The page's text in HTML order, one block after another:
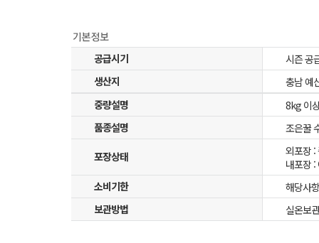
공급시기
시즌 공
생산지
충남 예
중량설명
8kg 이
품종설명
조은꿀
포장상태
외포장 :
내포장 :
소비기한
해당사
보관방법
실온보관